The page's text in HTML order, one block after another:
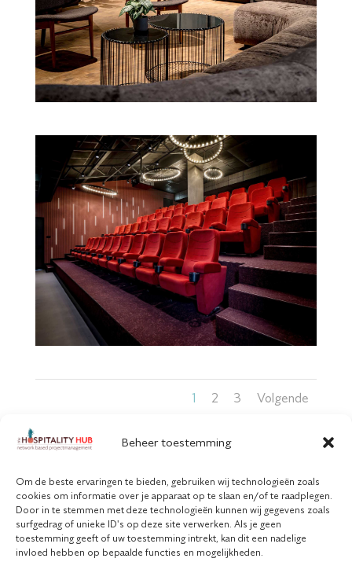
Beheer toestemming
Om de beste ervaringen te bieden, gebruiken wij technologieën zoals
cookies om informatie over je apparaat op te slaan en/of te raadplegen.
Door in te stemmen met deze technologieën kunnen wij gegevens zoals
surfgedrag of unieke ID's op deze site verwerken. Als je geen
toestemming geeft of uw toestemming intrekt, kan dit een nadelige
invloed hebben op bepaalde functies en mogelijkheden.
1 2 3 Volgende
Copyright © The Hospitality Hub |